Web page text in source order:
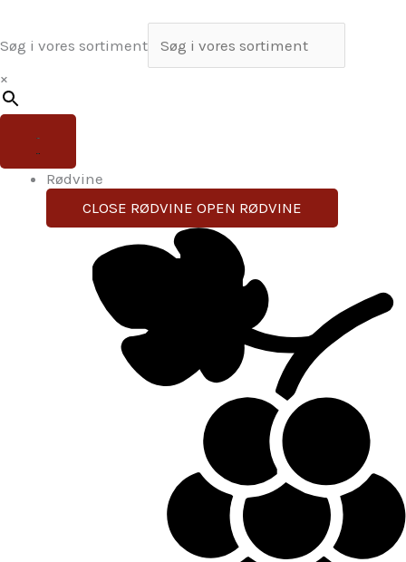
Søg i vores sortiment
×
Rødvine
CLOSE RØDVINE OPEN RØDVINE